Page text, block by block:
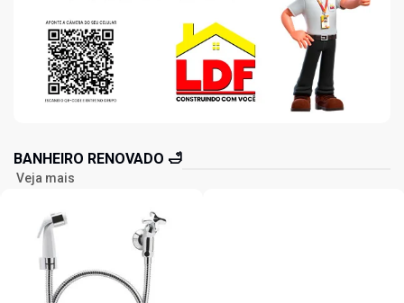
BANHEIRO RENOVADO 🛁
Veja mais